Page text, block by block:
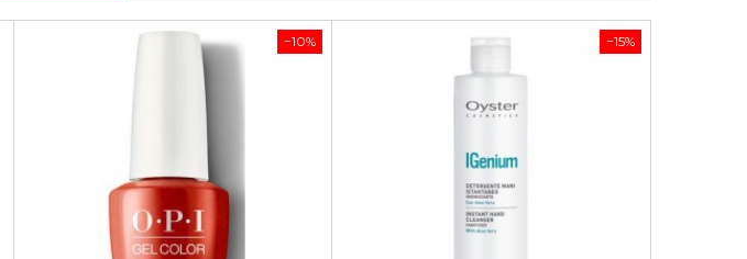
−10% −15%